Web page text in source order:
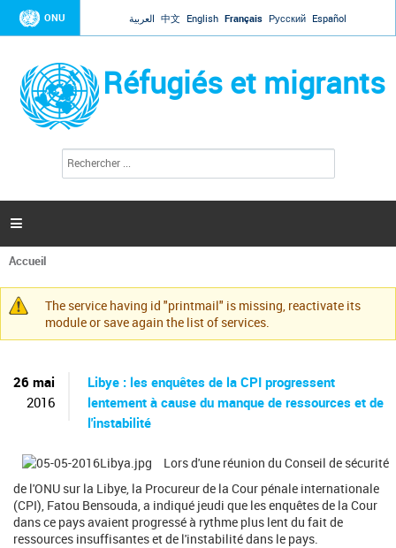
Jump to navigation
ONU العربية 中文 English Français Русский Español
Réfugiés et migrants
l
c
h

Vous
êtes
ici
Accueil
Message
d'avertissement
The service having id "printmail" is missing, reactivate its
module or save again the list of services.
26 mai
2016
Libye : les enquêtes de la CPI progressent
lentement à cause du manque de ressources et de
l'instabilité
Lors d'une réunion du Conseil de sécurité
de l'ONU sur la Libye, la Procureur de la Cour pénale internationale
(CPI), Fatou Bensouda, a indiqué jeudi que les enquêtes de la Cour
dans ce pays avaient progressé à rythme plus lent du fait de
ressources insuffisantes et de l'instabilité dans le pays.